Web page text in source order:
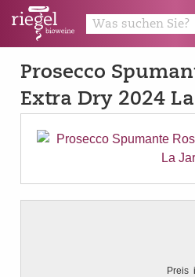
Prosecco
Extra Dry 2024 La
Preis